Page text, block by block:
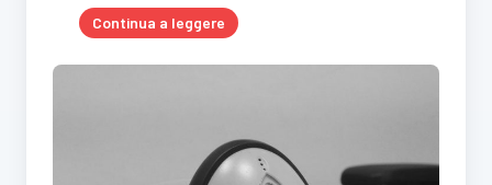
Continua a leggere